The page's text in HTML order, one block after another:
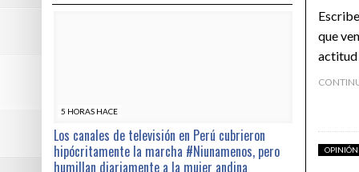
que
actitud
OPINIÓN
5 HORAS HACE
Los canales de televisión en Perú cubrieron
hipócritamente la marcha #Niunamenos, pero
humillan diariamente a la mujer andina